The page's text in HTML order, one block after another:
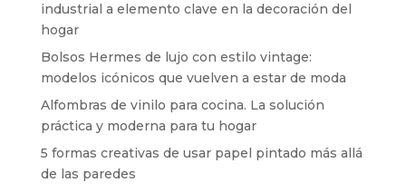
industrial a elemento clave en la decoración del
hogar
Bolsos Hermes de lujo con estilo vintage:
modelos icónicos que vuelven a estar de moda
Alfombras de vinilo para cocina. La solución
práctica y moderna para tu hogar
5 formas creativas de usar papel pintado más allá
de las paredes